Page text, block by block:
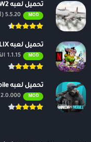
تحميل لعبه Gunship Sequel WW2 مهكره للاندرويد
MOD 5.5.20 (أموال لا نهائية + جميع المستويات)
تحميل لعبه Arranger NETFLIX مهكره للاندرويد
MOD 1.1.15 النسخة كاملة
تحميل لعبه Rainbow Six Mobile مهكرة
MOD 2.0.000 النسخة المدفوعة مجانًا